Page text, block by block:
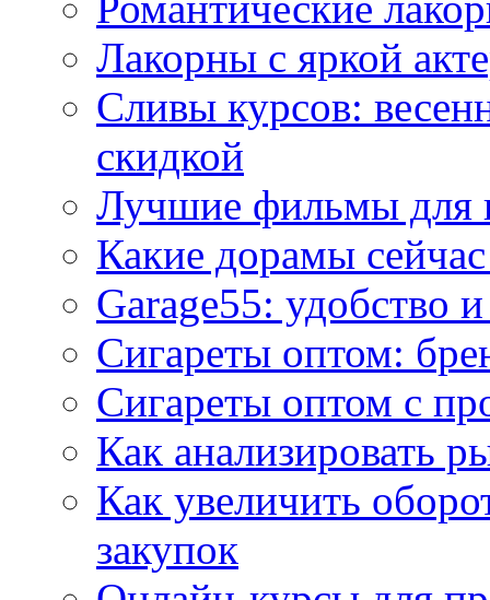
Лакорны с яркой
Сливы курсов:
скидкой
Лучшие фильмы для
Какие дорамы
Garage55: удобство
Сигареты оптом:
Сигареты оптом с
Как анализировать
Как увеличить
закупок